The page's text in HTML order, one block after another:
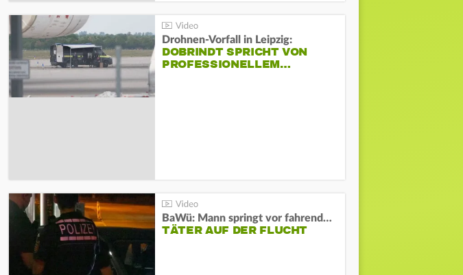
Drohnen-Vorfall in Leipzig:
DOBRINDT SPRICHT VON
PROFESSIONELLEM…
BaWü: Mann springt vor fahrendes Auto und schießt
TÄTER AUF DER FLUCHT